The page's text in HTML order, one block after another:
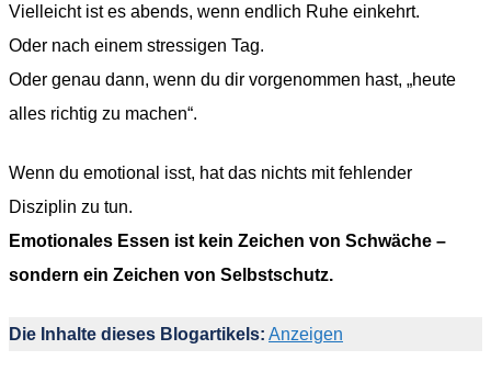
Vielleicht ist es abends, wenn endlich Ruhe einkehrt.
Oder nach einem stressigen Tag.
Oder genau dann, wenn du dir vorgenommen hast, „heute
alles richtig zu machen“.
Wenn du emotional isst, hat das nichts mit fehlender
Disziplin zu tun.
Emotionales Essen ist kein Zeichen von Schwäche –
sondern ein Zeichen von Selbstschutz.
Die Inhalte dieses Blogartikels: Anzeigen